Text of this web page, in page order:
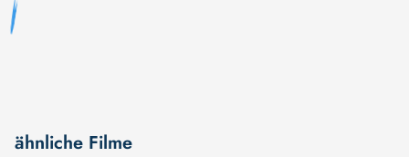
ähnliche Filme